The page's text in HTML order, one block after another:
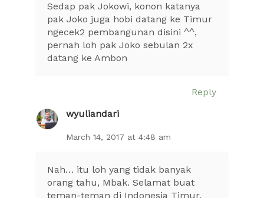
Sedap pak Jokowi, konon katanya
pak Joko juga hobi datang ke Timur
ngecek2 pembangunan disini ^^,
pernah loh pak Joko sebulan 2x
datang ke Ambon
Reply
wyuliandari
March 14, 2017 at 4:48 am
Nah… itu loh yang tidak banyak
orang tahu, Mbak. Selamat buat
teman-teman di Indonesia Timur,